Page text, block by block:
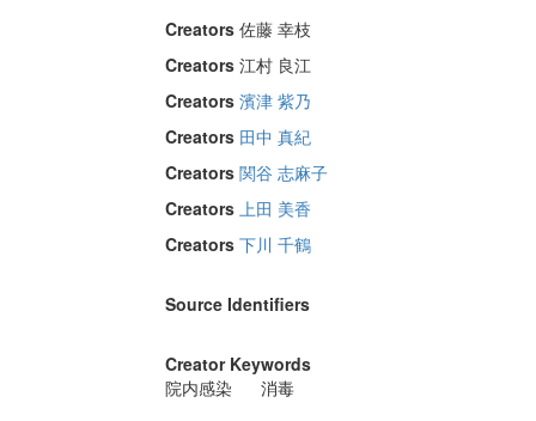
Creators 佐藤 幸枝
Creators 江村 良江
Creators 濱津 紫乃
Creators 田中 真紀
Creators 関谷 志麻子
Creators 上田 美香
Creators 下川 千鶴
Source Identifiers
Creator Keywords
院内感染
消毒